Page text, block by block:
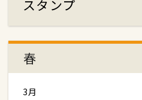
スタンプ
春
3月